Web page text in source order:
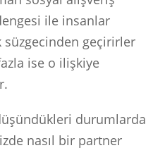
ile insanlar
süzgecinden geçirirler
ise o ilişkiye
durumlarda
nasıl bir partner